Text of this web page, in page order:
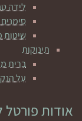
לידה
שיטות
תינוקות
ברית
על
אודות